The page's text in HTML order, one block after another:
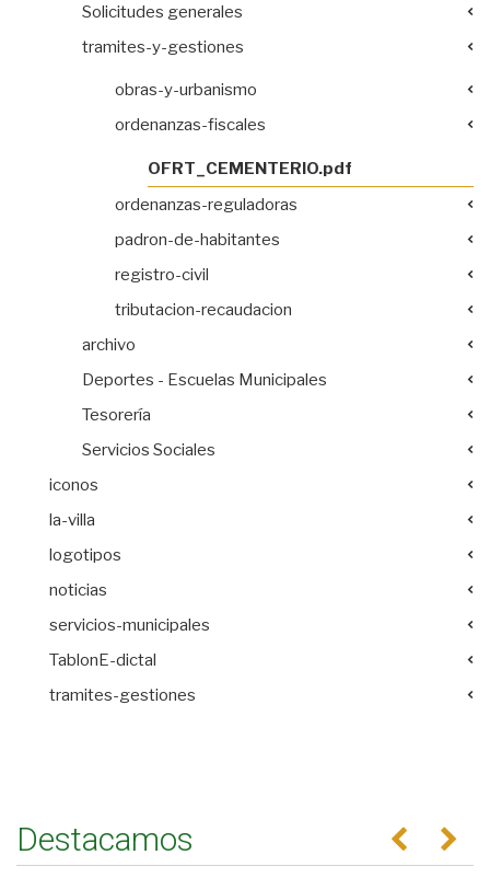
Solicitudes generales
tramites-y-gestiones
obras-y-urbanismo
ordenanzas-fiscales
OFRT_CEMENTERIO.pdf
ordenanzas-reguladoras
padron-de-habitantes
registro-civil
tributacion-recaudacion
archivo
Deportes - Escuelas Municipales
Tesorería
Servicios Sociales
iconos
la-villa
logotipos
noticias
servicios-municipales
TablonE-dictal
tramites-gestiones
Destacamos Anterior